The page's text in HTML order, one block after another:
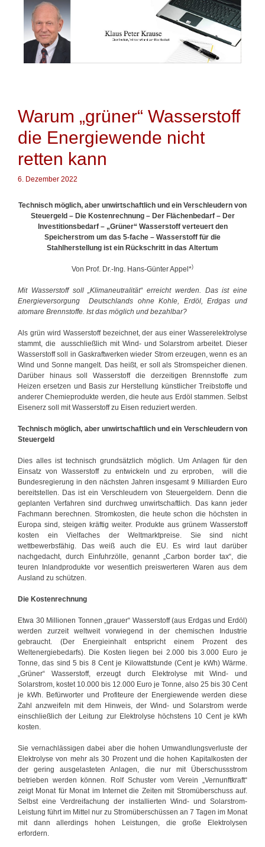
Warum „grüner“ Wasserstoff
die Energiewende nicht
retten kann
6. Dezember 2022
Technisch möglich, aber unwirtschaftlich und ein Verschleudern von
Steuergeld – Die Kostenrechnung – Der Flächenbedarf – Der
Investitionsbedarf – „Grüner“ Wasserstoff verteuert den
Speicherstrom um das 5-fache – Wasserstoff für die
Stahlherstellung ist ein Rückschritt in das Altertum
Von Prof. Dr.-Ing. Hans-Günter Appel*)
Mit Wasserstoff soll „Klimaneutralität“ erreicht werden. Das ist eine
Energieversorgung Deutschlands ohne Kohle, Erdöl, Erdgas und
atomare Brennstoffe. Ist das möglich und bezahlbar?
Als grün wird Wasserstoff bezeichnet, der aus einer Wasserelektrolyse
stammt, die ausschließlich mit Wind- und Solarstrom arbeitet. Dieser
Wasserstoff soll in Gaskraftwerken wieder Strom erzeugen, wenn es an
Wind und Sonne mangelt. Das heißt, er soll als Stromspeicher dienen.
Darüber hinaus soll Wasserstoff die derzeitigen Brennstoffe zum
Heizen ersetzen und Basis zur Herstellung künstlicher Treibstoffe und
anderer Chemieprodukte werden, die heute aus Erdöl stammen. Selbst
Eisenerz soll mit Wasserstoff zu Eisen reduziert werden.
Technisch möglich, aber unwirtschaftlich und ein Verschleudern von
Steuergeld
Dies alles ist technisch grundsätzlich möglich. Um Anlagen für den
Einsatz von Wasserstoff zu entwickeln und zu erproben, will die
Bundesregierung in den nächsten Jahren insgesamt 9 Milliarden Euro
bereitstellen. Das ist ein Verschleudern von Steuergeldern. Denn die
geplanten Verfahren sind durchweg unwirtschaftlich. Das kann jeder
Fachmann berechnen. Stromkosten, die heute schon die höchsten in
Europa sind, steigen kräftig weiter. Produkte aus grünem Wasserstoff
kosten ein Vielfaches der Weltmarktpreise. Sie sind nicht
wettbewerbsfähig. Das weiß auch die EU. Es wird laut darüber
nachgedacht, durch Einfuhrzölle, genannt „Carbon border tax“, die
teuren Inlandprodukte vor wesentlich preiswerteren Waren aus dem
Ausland zu schützen.
Die Kostenrechnung
Etwa 30 Millionen Tonnen „grauer“ Wasserstoff (aus Erdgas und Erdöl)
werden zurzeit weltweit vorwiegend in der chemischen Industrie
gebraucht. (Der Energieinhalt entspricht einem Prozent des
Weltenergiebedarfs). Die Kosten liegen bei 2.000 bis 3.000 Euro je
Tonne, das sind 5 bis 8 Cent je Kilowattstunde (Cent je kWh) Wärme.
„Grüner“ Wasserstoff, erzeugt durch Elektrolyse mit Wind- und
Solarstrom, kostet 10.000 bis 12.000 Euro je Tonne, also 25 bis 30 Cent
je kWh. Befürworter und Profiteure der Energiewende werden diese
Zahl anzweifeln mit dem Hinweis, der Wind- und Solarstrom werde
einschließlich der Leitung zur Elektrolyse höchstens 10 Cent je kWh
kosten.
Sie vernachlässigen dabei aber die hohen Umwandlungsverluste der
Elektrolyse von mehr als 30 Prozent und die hohen Kapitalkosten der
der gering ausgelasteten Anlagen, die nur mit Überschussstrom
betrieben werden können. Rolf Schuster vom Verein „Vernunftkraft“
zeigt Monat für Monat im Internet die Zeiten mit Stromüberschuss auf.
Selbst eine Verdreifachung der installierten Wind- und Solarstrom-
Leistung führt im Mittel nur zu Stromüberschüssen an 7 Tagen im Monat
mit dann allerdings hohen Leistungen, die große Elektrolysen
erfordern.